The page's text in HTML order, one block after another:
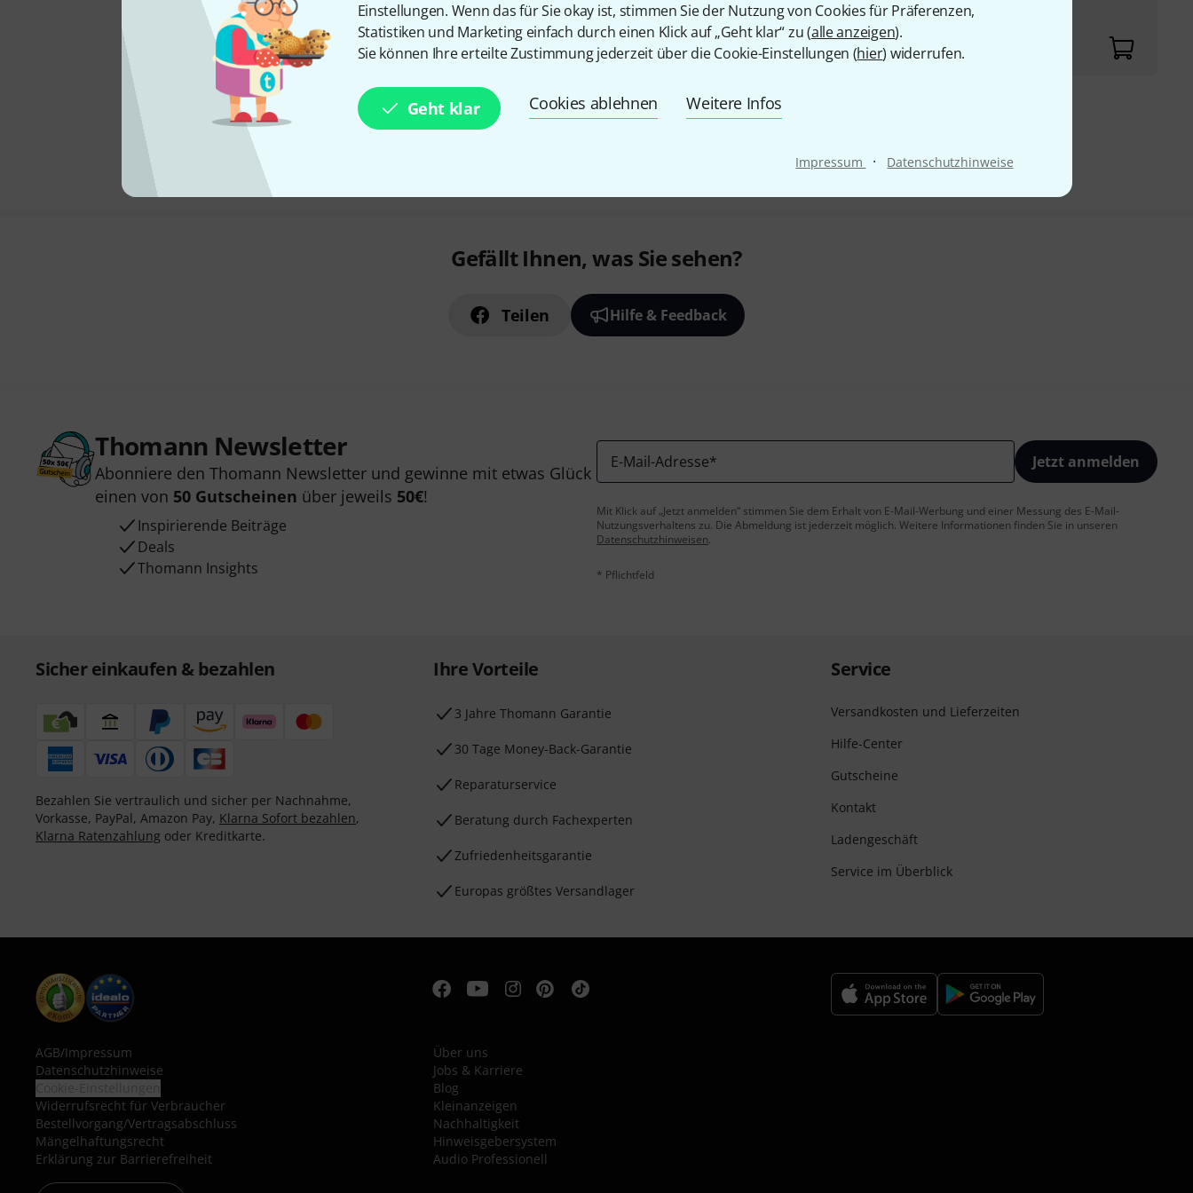
Einstellungen. Wenn das für Sie okay ist, stimmen Sie der Nutzung von Cookies für Präferenzen,
Statistiken und Marketing einfach durch einen Klick auf „Geht klar“ zu (alle anzeigen).
Sie können Ihre erteilte Zustimmung jederzeit über die Cookie-Einstellungen (hier) widerrufen.
Geht klar Cookies ablehnen Weitere Infos
Impressum · Datenschutzhinweise
Sofort lieferbar
Kostenloser Versand ab 29 €
Gefällt Ihnen, was Sie sehen?
Teilen Hilfe & Feedback
Thomann Newsletter
Abonniere den Thomann Newsletter und gewinne mit etwas Glück
einen von 50 Gutscheinen über jeweils 50€!
Inspirierende Beiträge
Deals
Thomann Insights
E-Mail-Adresse* Jetzt anmelden
Mit Klick auf „Jetzt anmelden“ stimmen Sie dem Erhalt von E-Mail-Werbung und einer Messung des E-Mail-
Nutzungsverhaltens zu. Die Abmeldung ist jederzeit möglich. Weitere Informationen finden Sie in unseren
Datenschutzhinweisen.
* Pflichtfeld
Sicher einkaufen & bezahlen
Bezahlen Sie vertraulich und sicher per Nachnahme,
Vorkasse, PayPal, Amazon Pay, Klarna Sofort bezahlen,
Klarna Ratenzahlung oder Kreditkarte.
Ihre Vorteile
3 Jahre Thomann Garantie
30 Tage Money-Back-Garantie
Reparaturservice
Beratung durch Fachexperten
Zufriedenheitsgarantie
Europas größtes Versandlager
Service
Versandkosten und Lieferzeiten
Hilfe-Center
Gutscheine
Kontakt
Ladengeschäft
Service im Überblick
AGB/Impressum
Datenschutzhinweise
Widerrufsrecht für Verbraucher
Bestellvorgang/Vertragsabschluss
Mängelhaftungsrecht
Erklärung zur Barrierefreiheit
Über uns
Jobs & Karriere
Blog
Kleinanzeigen
Nachhaltigkeit
Hinweisgebersystem
Audio Professionell